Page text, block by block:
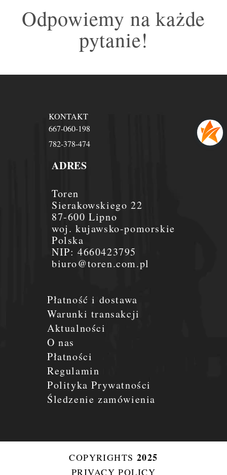
Odpowiemy na każde
pytanie!
Płatność i dostawa
Warunki transakcji
Aktualności
O nas
Płatności
Regulamin
Polityka Prywatności
Śledzenie zamówienia
ADRES
Toren
Sierakowskiego 22
87-600 Lipno
woj. kujawsko-pomorskie
Polska
NIP:4660423795
biuro@toren.com.pl
KONTAKT
667-060-198
782-378-474
COPYRIGHTS 2025
PRIVACY POLICY